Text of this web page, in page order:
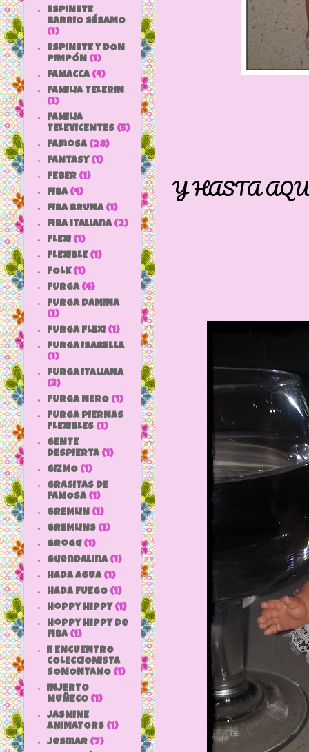
Y HASTA
ESPINETE
BARRIO SÉSAMO
(1)
ESPINETE Y DON
PIMPÓN (1)
FAMACCA (4)
FAMILIA TELERIN
(1)
FAMILIA
TELEVICENTES (5)
Famosa (28)
FANTASY (1)
FEBER (1)
FIBA (4)
FIBA BRUNA (1)
fiba italiana (2)
FLEXI (1)
FLEXIBLE (1)
FOLK (1)
FURGA (4)
FURGA DAMINA
(1)
FURGA FLEXI (1)
FURGA ISABELLA
(1)
FURGA ITALIANA
(3)
FURGA NERO (1)
FURGA PIERNAS
FLEXIBLES (1)
GENTE
DESPIERTA (1)
GIZMO (1)
GRASITAS DE
FAMOSA (1)
GREMLIN (1)
GREMLINS (1)
grogu (1)
Guendalina (1)
HADA AGUA (1)
HADA FUEGO (1)
hoppy hippy (1)
hoppy hippy de
fiba (1)
II ENCUENTRO
COLECCIONISTA
SOMONTANO (1)
INJERTO
MUÑECO (1)
JASMINE
ANIMATORS (1)
jesmar (7)